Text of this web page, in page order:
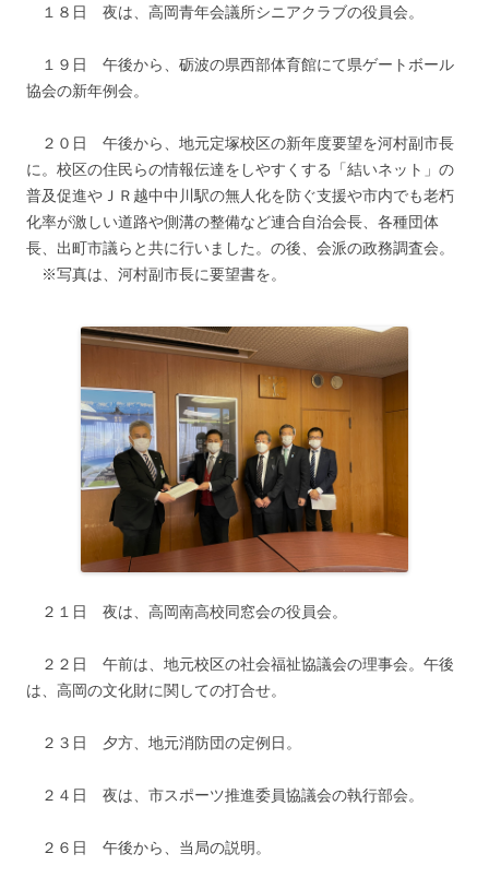
１８日 夜は、高岡青年会議所シニアクラブの役員会。
１９日 午後から、砺波の県西部体育館にて県ゲートボール
協会の新年例会。
２０日 午後から、地元定塚校区の新年度要望を河村副市長
に。校区の住民らの情報伝達をしやすくする「結いネット」の
普及促進やＪＲ越中中川駅の無人化を防ぐ支援や市内でも老朽
化率が激しい道路や側溝の整備など連合自治会長、各種団体
長、出町市議らと共に行いました。の後、会派の政務調査会。
※写真は、河村副市長に要望書を。
２１日 夜は、高岡南高校同窓会の役員会。
２２日 午前は、地元校区の社会福祉協議会の理事会。午後
は、高岡の文化財に関しての打合せ。
２３日 夕方、地元消防団の定例日。
２４日 夜は、市スポーツ推進委員協議会の執行部会。
２６日 午後から、当局の説明。